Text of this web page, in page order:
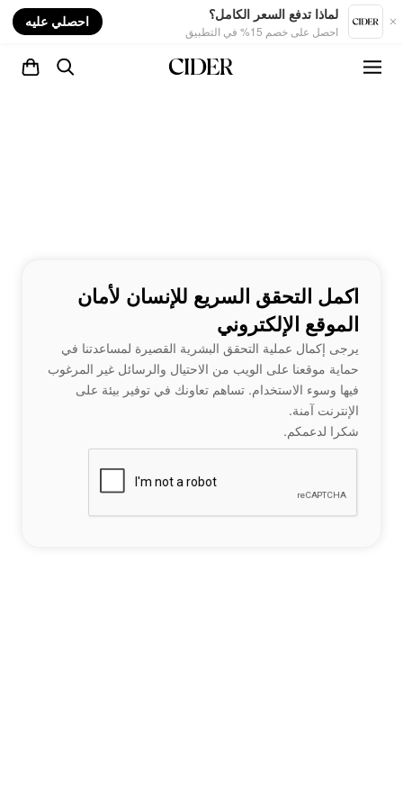
لماذا تدفع السعر الكامل؟
احصل على خصم 15% في التطبيق
احصلي عليه
اكمل التحقق السريع للإنسان لأمان
الموقع الإلكتروني
يرجى إكمال عملية التحقق البشرية القصيرة لمساعدتنا في
حماية موقعنا على الويب من الاحتيال والرسائل غير المرغوب
فيها وسوء الاستخدام. تساهم تعاونك في توفير بيئة على
الإنترنت آمنة.
شكرا لدعمكم.